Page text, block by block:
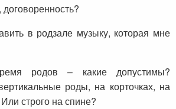
в родзале музыку, которая мне
родов – какие допустимы?
роды, на корточках, на
строго на спине?